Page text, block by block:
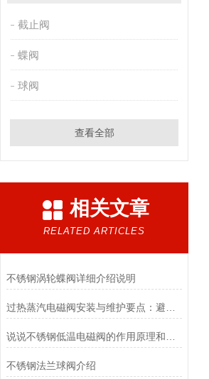
截止阀
蝶阀
球阀
查看全部
相关文章
RELATED ARTICLES
不锈钢涡轮蝶阀详细介绍说明
不锈钢法兰球阀介绍